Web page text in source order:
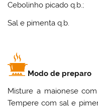
Cebolinho picado q.b.;
Sal e pimenta q.b.
Modo de preparo
Misture a maionese
Tempere com sal e